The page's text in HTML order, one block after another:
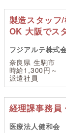
製造スタッフ
OK 大阪でス
フジアルテ株式
奈良県 生駒市
時給1,300円～
派遣社員
経理課事務員
医療法人健和会